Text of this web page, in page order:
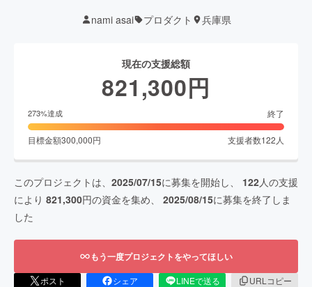
nami asai プロダクト 兵庫県
現在の支援総額
821,300円
273%達成 終了
目標金額300,000円 支援者数122 人
このプロジェクトは、 2025/07/15に募集を開始し、 122人の支援
により 821,300円の資金を集め、 2025/08/15に募集を終了しま
した
もう一度プロジェクトをやってほしい
ポスト シェア LINEで送る
URLコピー